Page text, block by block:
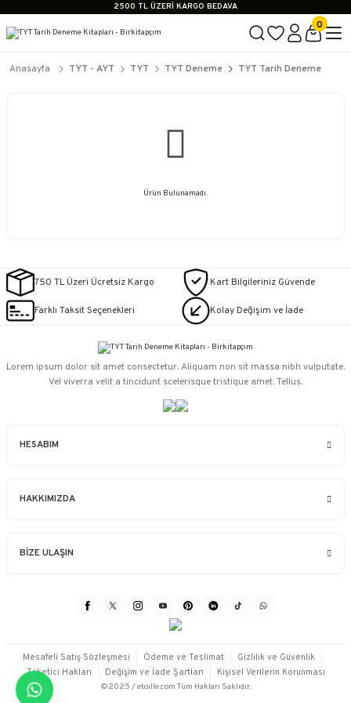
2500 TL ÜZERİ KARGO BEDAVA
İçerik #3
2500 TL ÜZERİ KARGO BEDAVA
0
Anasayfa TYT - AYT TYT TYT Deneme TYT Tarih Deneme
Ürün Bulunamadı.
750 TL Üzeri Ücretsiz Kargo Kart Bilgileriniz Güvende
Farklı Taksit Seçenekleri Kolay Değişim ve İade
HESABIM
HAKKIMIZDA
BİZE ULAŞIN
Lorem ipsum dolor sit amet consectetur. Aliquam non sit massa nibh vulputate.
Vel viverra velit a tincidunt scelerisque tristique amet. Tellus.
©2025 / etoille.com Tüm Hakları Saklıdır.
Mesafeli Satış Sözleşmesi Ödeme ve Teslimat
Gizlilik ve Güvenlik
Tüketici Hakları
Değişim ve İade Şartları Kişisel Verilerin Korunması